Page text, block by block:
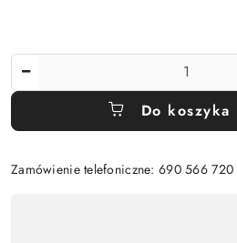
Do koszyka
Zamówienie telefoniczne: 690 566 720